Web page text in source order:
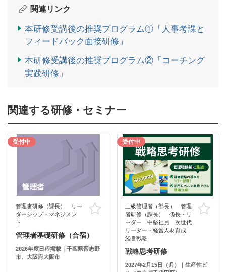
関連リンク
本研修受講後の推奨プログラム①「人事考課と
フィードバック面接研修」
本研修受講後の推奨プログラム②「コーチング
実践研修」
関連する研修・セミナー
受付中
管理者研修（課長） リー
ダーシップ・マネジメン
ト
お気に入り
管理者基礎研修（合宿）
2026年度日程掲載｜千葉県習志野
市、大阪府大阪市
受付中
上級管理者（部長） 管理
者研修（課長） 係長・リ
ーダー 中堅社員 次世代
リーダー・経営人材育成
経営戦略
戦略思考研修
2027年2月15日（月）｜生産性ビ